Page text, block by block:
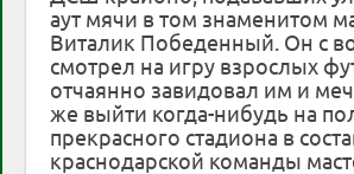
аут мячи в том знаменитом
Виталик Победенный. Он с
смотрел на игру взрослых
отчаянно завидовал им и
же выйти когда-нибудь на
прекрасного стадиона в
краснодарской команды